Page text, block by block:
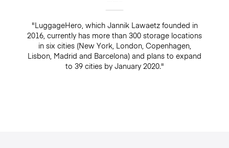
"LuggageHero, which Jannik Lawaetz founded in
2016, currently has more than 300 storage locations
in six cities (New York, London, Copenhagen,
Lisbon, Madrid and Barcelona) and plans to expand
to 39 cities by January 2020."